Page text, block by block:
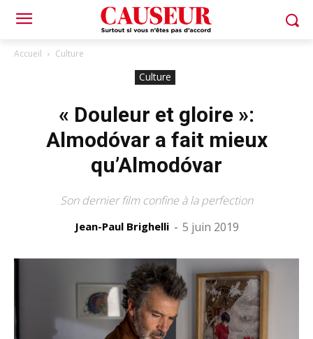
Accueil Culture
Culture
« Douleur et gloire »:
Almodóvar a fait mieux
qu’Almodóvar
Son dernier film confine à la perfection
Jean-Paul Brighelli - 5 juin 2019